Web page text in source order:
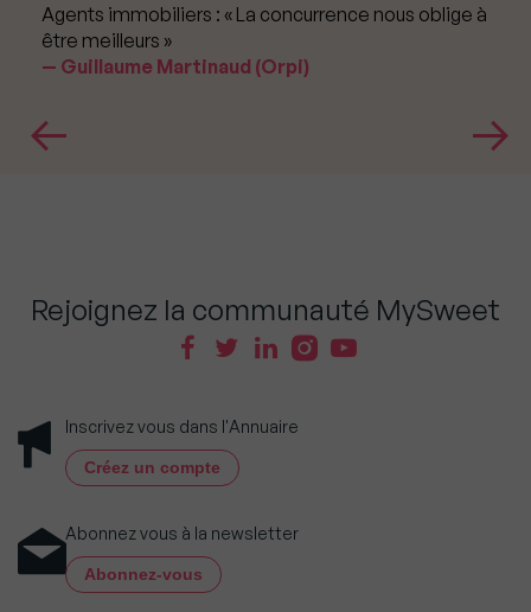
Agents immobiliers : « La concurrence nous oblige à
être meilleurs »
Guillaume Martinaud (Orpi)
Rejoignez la communauté MySweet
Inscrivez vous dans l'Annuaire
Créez un compte
Abonnez vous à la newsletter
Abonnez-vous